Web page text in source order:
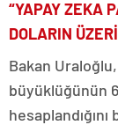
“YAPAY ZEKA
DOLARIN
Bakan
büyüklüğünün
hesaplandığını